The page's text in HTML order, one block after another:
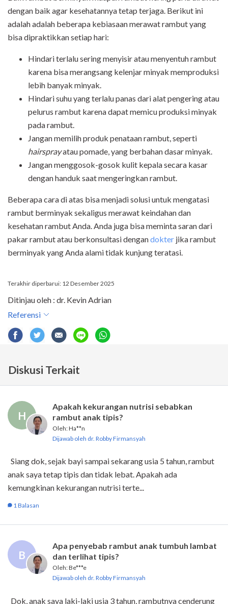
dengan baik agar kesehatannya tetap terjaga. Berikut ini
adalah adalah beberapa kebiasaan merawat rambut yang
bisa dipraktikkan setiap hari:
Hindari terlalu sering menyisir atau menyentuh rambut
karena bisa merangsang kelenjar minyak memproduksi
lebih banyak minyak.
Hindari suhu yang terlalu panas dari alat pengering atau
pelurus rambut karena dapat memicu produksi minyak
pada rambut.
Jangan memilih produk penataan rambut, seperti
hairsprayatau pomade, yang berbahan dasar minyak.
Jangan menggosok-gosok kulit kepala secara kasar
dengan handuk saat mengeringkan rambut.
Beberapa cara di atas bisa menjadi solusi untuk mengatasi
rambut berminyak sekaligus merawat keindahan dan
kesehatan rambut Anda. Anda juga bisa meminta saran dari
pakar rambut atau berkonsultasi dengandokter jika rambut
berminyak yang Anda alami tidak kunjung teratasi.
Terakhir diperbarui: 12 Desember 2025